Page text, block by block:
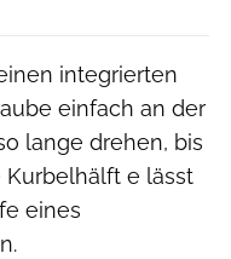
integrierten
einfach an der
lange drehen, bis
Kurbelhälft e lässt
eines